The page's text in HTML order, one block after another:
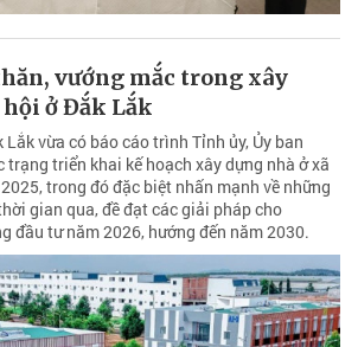
vướng mắc trong xây
ở Đắk Lắk
vừa có báo cáo trình Tỉnh ủy, Ủy ban
trạng triển khai kế hoạch xây dựng nhà ở xã
trong đó đặc biệt nhấn mạnh về những
gian qua, đề đạt các giải pháp cho
đầu tư năm 2026, hướng đến năm 2030.